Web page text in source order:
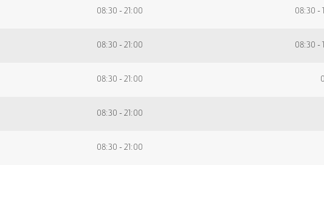
08:30 - 21:00 08:30 -
08:30 - 21:00 08:30 -
08:30 - 21:00
08:30 - 21:00
08:30 - 21:00